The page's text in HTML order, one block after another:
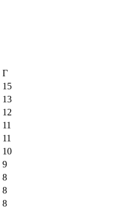
Г
15
13
12
11
11
10
9
8
8
8